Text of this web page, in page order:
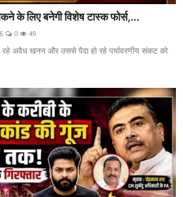
के लिए बनेगी विशेष टास्क फोर्स,...
0 49
रहे अवैध खनन और उससे पैदा हो रहे पर्यावरणीय संकट को